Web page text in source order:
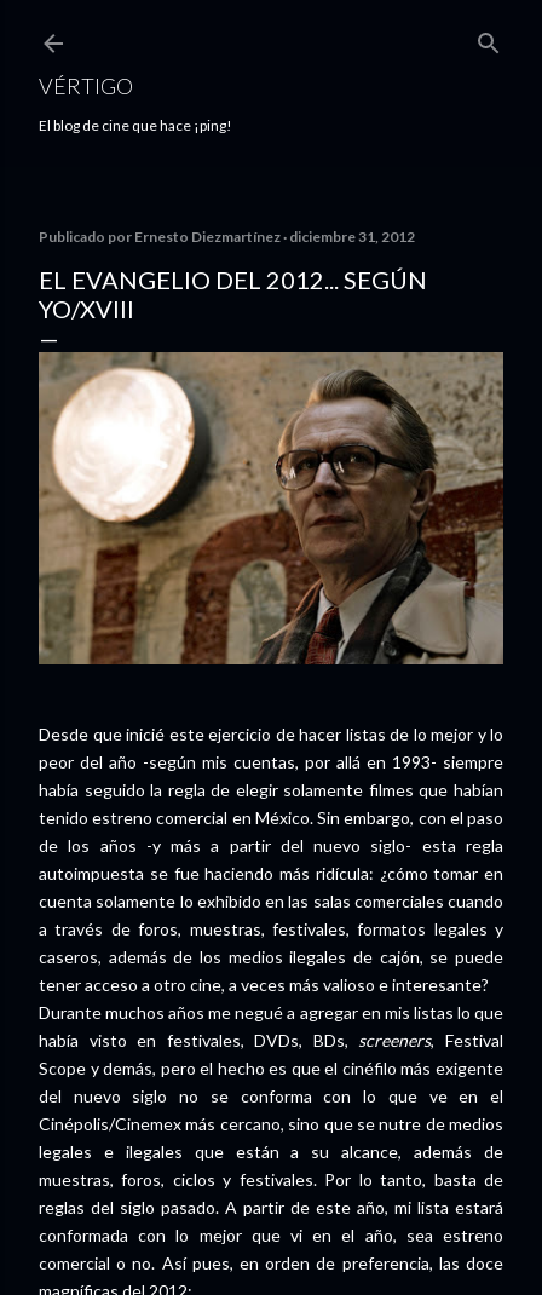
VÉRTIGO
El blog de cine que hace ¡ping!
Publicado por Ernesto Diezmartínez diciembre 31, 2012
EL EVANGELIO DEL 2012... SEGÚN
YO/XVIII
Desde que inicié este ejercicio de hacer listas de lo mejor y lo
peor del año -según mis cuentas, por allá en 1993- siempre
había seguido la regla de elegir solamente filmes que habían
tenido estreno comercial en México. Sin embargo, con el paso
de los años -y más a partir del nuevo siglo- esta regla
autoimpuesta se fue haciendo más ridícula: ¿cómo tomar en
cuenta solamente lo exhibido en las salas comerciales cuando
a través de foros, muestras, festivales, formatos legales y
caseros, además de los medios ilegales de cajón, se puede
tener acceso a otro cine, a veces más valioso e interesante?
Durante muchos años me negué a agregar en mis listas lo que
había visto en festivales, DVDs, BDs, screeners, Festival
Scope y demás, pero el hecho es que el cinéfilo más exigente
del nuevo siglo no se conforma con lo que ve en el
Cinépolis/Cinemex más cercano, sino que se nutre de medios
legales e ilegales que están a su alcance, además de
muestras, foros, ciclos y festivales. Por lo tanto, basta de
reglas del siglo pasado. A partir de este año, mi lista estará
conformada con lo mejor que vi en el año, sea estreno
comercial o no. Así pues, en orden de preferencia, las doce